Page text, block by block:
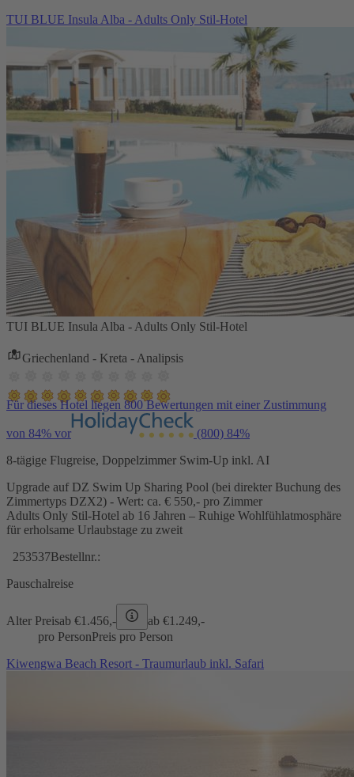
TUI BLUE Insula Alba - Adults Only Stil-Hotel
TUI BLUE Insula Alba - Adults Only Stil-Hotel
Griechenland - Kreta - Analipsis
Für dieses Hotel liegen 800 Bewertungen mit einer Zustimmung
von 84% vor (800) 84%
8-tägige Flugreise, Doppelzimmer Swim-Up inkl. AI
Upgrade auf DZ Swim Up Sharing Pool (bei direkter Buchung des
Zimmertyps DZX2) - Wert: ca. € 550,- pro Zimmer
Adults Only Stil-Hotel ab 16 Jahren – Ruhige Wohlfühlatmosphäre
für erholsame Urlaubstage zu zweit
253537Bestellnr.:
Pauschalreise
Alter Preisab €1.456,- ab €1.249,-
pro PersonPreis pro Person
Kiwengwa Beach Resort - Traumurlaub inkl. Safari